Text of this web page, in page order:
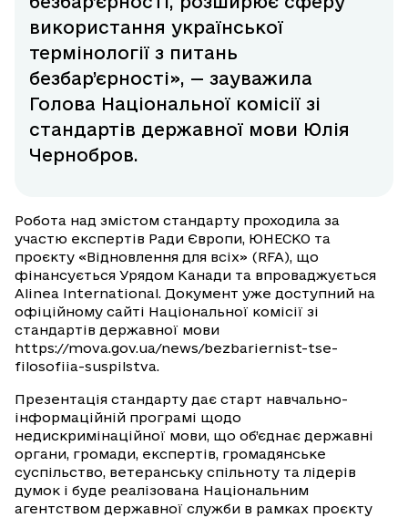
використання української
термінології з питань
безбар’єрності», — зауважила
Голова Національної комісії зі
стандартів державної мови Юлія
Чернобров.
Робота над змістом стандарту проходила за
участю експертів Ради Європи, ЮНЕСКО та
проєкту «Відновлення для всіх» (RFA), що
фінансується Урядом Канади та впроваджується
Alinea International. Документ уже доступний на
офіційному сайті Національної комісії зі
стандартів державної мови
https://mova.gov.ua/news/bezbariernist-tse-
filosofiia-suspilstva.
Презентація стандарту дає старт навчально-
інформаційній програмі щодо
недискримінаційної мови, що об’єднає державні
органи, громади, експертів, громадянське
суспільство, ветеранську спільноту та лідерів
думок і буде реалізована Національним
агентством державної служби в рамках проєкту